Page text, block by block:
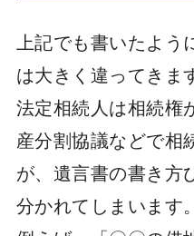
上記でも書いたよう
は大きく違ってきま
法定相続人は相続権
産分割協議などで相
が、遺言書の書き方
分かれてしまいます。